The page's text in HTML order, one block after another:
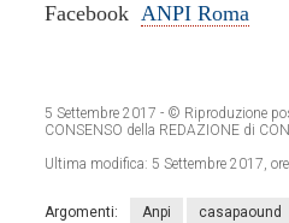
Facebook ANPI Roma
5 Settembre 2017 - © Riproduzione
CONSENSO della REDAZIONE di
Ultima modifica: 5 Settembre 2017,
Argomenti: Anpi casapaound